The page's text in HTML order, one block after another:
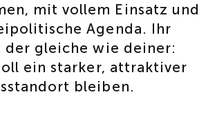
mit vollem Einsatz und
Agenda. Ihr
der gleiche wie deiner:
ein starker, attraktiver
bleiben.